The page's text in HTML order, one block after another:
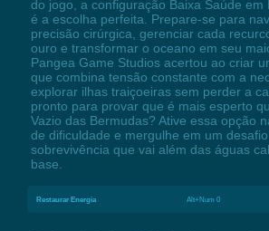
do jogo, a configuração Baixa Saúde em
é a escolha perfeita. Prepare-se para
precisão cirúrgica, gerenciar cada
ouro e transformar o oceano em seu
Pangea Game Studios acertou ao criar
que combina tensão constante com a
explorar ilhas traiçoeiras sem perder a
pronto para provar que é mais esperto
Vazio das Bermudas? Ative essa opção
de dificuldade e mergulhe em um
sobrevivência que vai além das águas
base.
Restaurar Energia Alt+Num 0